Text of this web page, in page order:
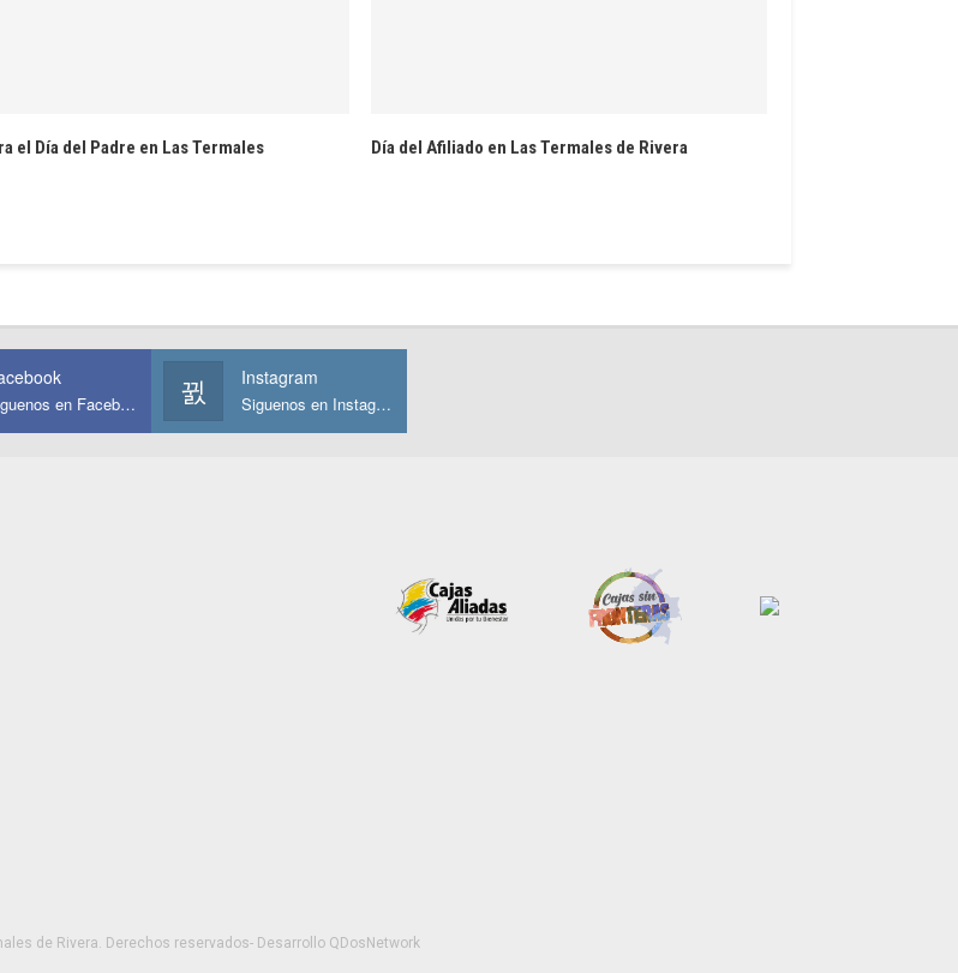
el Día del Padre en Las Termales Día del Afiliado en Las Termales de Rivera
Siguenos en Facebook
Instagram
Siguenos en Instagram
de Rivera. Derechos reservados- Desarrollo QDosNetwork